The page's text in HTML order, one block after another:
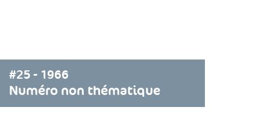
#25 - 1966
Numéro non thématique